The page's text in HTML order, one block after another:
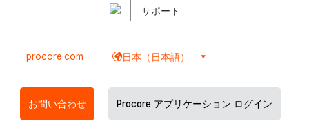
サポート
procore.com 日本（日本語）
お問い合わせ Procore アプリケーション ログイン